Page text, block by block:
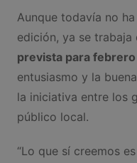
Aunque todavía no
edición, ya se trabaja
prevista para
entusiasmo y la
la iniciativa entre los
público local.
“Lo que sí creemos